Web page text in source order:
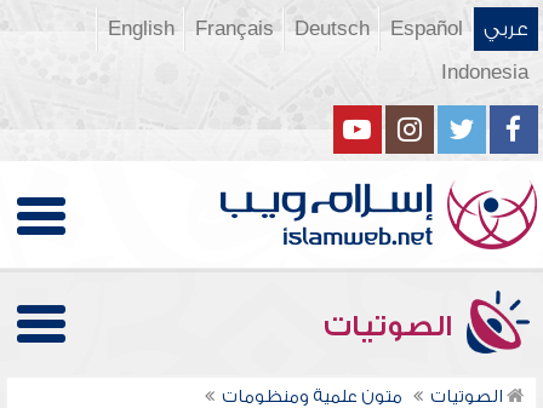
عربي Español
Deutsch
Français
English
Indonesia
الصوتيات
الصوتيات متون علمية ومنظومات